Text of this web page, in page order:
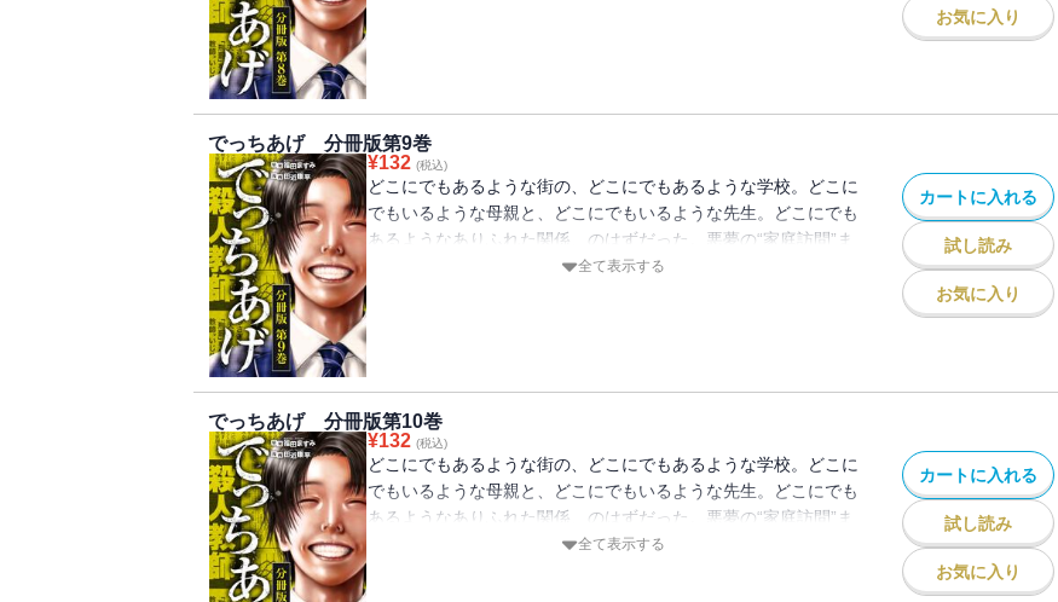
お気に入り
でっちあげ 分冊版第9巻
¥132 (税込)
どこにでもあるような街の、どこにでもあるような学校。どこに
でもいるような母親と、どこにでもいるような先生。どこにでも
あるようなありふれた関係、のはずだった。悪夢の“家庭訪問”ま
では――。小さな街で起きた“体罰事件”は全国を駆け巡り、やが
全て表示する
カートに入れる
試し読み
お気に入り
でっちあげ 分冊版第10巻
¥132 (税込)
どこにでもあるような街の、どこにでもあるような学校。どこに
でもいるような母親と、どこにでもいるような先生。どこにでも
あるようなありふれた関係、のはずだった。悪夢の“家庭訪問”ま
では――。小さな街で起きた“体罰事件”は全国を駆け巡り、やが
全て表示する
カートに入れる
試し読み
お気に入り